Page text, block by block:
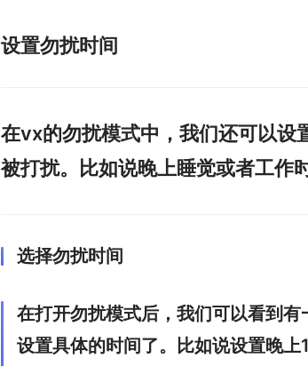
设置勿扰时间
在vx的勿扰模式中，我们还可以设
被打扰。比如说晚上睡觉或者工作
选择勿扰时间
在打开勿扰模式后，我们可以看到有
设置具体的时间了。比如说设置晚